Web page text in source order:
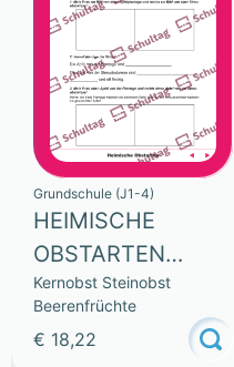
Grundschule (J1-4)
HEIMISCHE
OBSTARTEN
(SAMMLUNG)
Kernobst Steinobst
Beerenfrüchte
€ 18,22